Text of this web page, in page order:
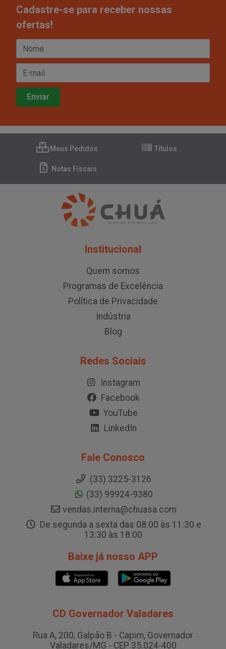
Cadastre-se para receber nossas
ofertas!
Meus Pedidos Títulos
Notas Fiscais
Institucional
Quem somos
Programas de Excelência
Política de Privacidade
Indústria
Blog
Redes Sociais
Instagram
Facebook
YouTube
LinkedIn
Fale Conosco
(33) 3225-3126
(33) 99924-9380
vendas.interna@chuasa.com
De segunda a sexta das 08:00 às 11:30 e
13:30 às 18:00
Baixe já nosso APP
CD Governador Valadares
Rua A, 200, Galpão B - Capim, Governador
Valadares/MG - CEP 35.024-400